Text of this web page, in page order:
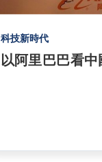
科技新時代
以阿里巴巴看